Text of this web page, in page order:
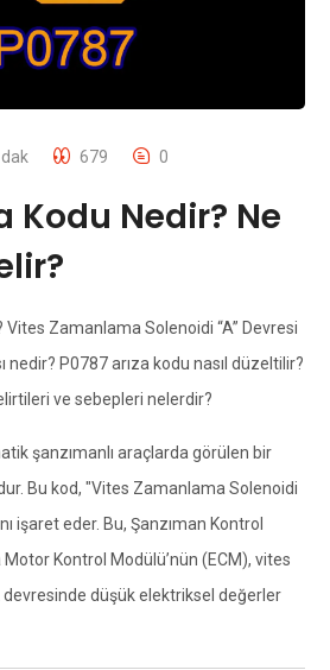
679 0
Kodu Nedir? Ne
Vites Zamanlama Solenoidi “A” Devresi
nedir? P0787 arıza kodu nasıl düzeltilir?
ve sebepleri nelerdir?
şanzımanlı araçlarda görülen bir
Bu kod, "Vites Zamanlama Solenoidi
işaret eder. Bu, Şanzıman Kontrol
Kontrol Modülü’nün (ECM), vites
düşük elektriksel değerler